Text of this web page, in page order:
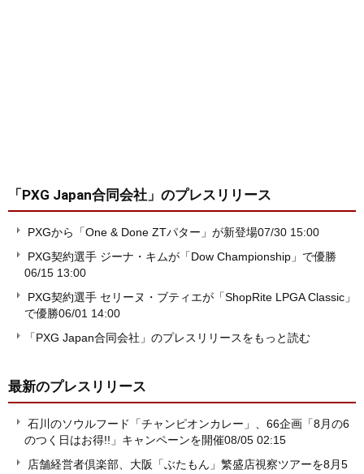
「PXG Japan合同会社」 のプレスリリース
PXGから「One & Done ZTパター」が新登場07/30 15:00
PXG契約選手 ジーナ・キムが「Dow Championship」で優勝
06/15 13:00
PXG契約選手 セリーヌ・ブティエが「ShopRite LPGA Classic」
で優勝06/01 14:00
「PXG Japan合同会社」のプレスリリースをもっと読む
最新のプレスリリース
石川のソウルフード「チャンピオンカレー」、66企画「8月の6
のつく日はお得!!」キャンペーンを開催08/05 02:15
店舗経営者倶楽部、大阪「ぶたもん」繁盛店視察ツアーを8月5